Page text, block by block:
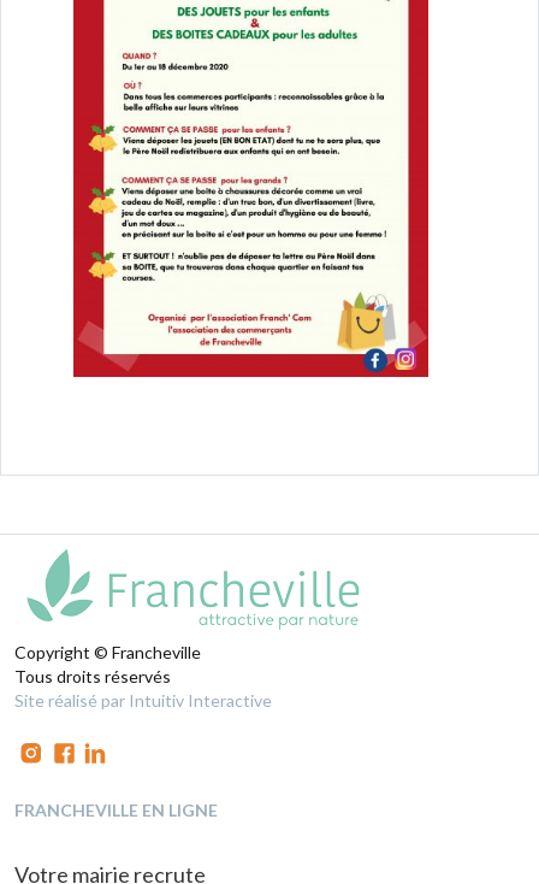
Copyright © Francheville
Tous droits réservés
Site réalisé par Intuitiv Interactive
FRANCHEVILLE EN LIGNE
Votre mairie recrute